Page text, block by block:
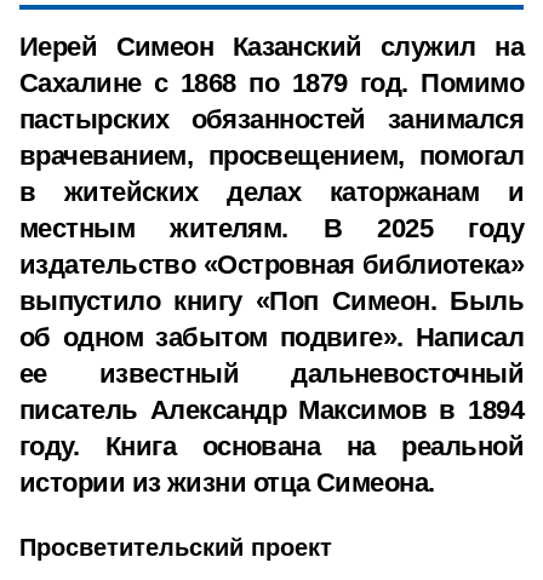
Иерей Симеон Казанский служил на
Сахалине с 1868 по 1879 год. Помимо
пастырских обязанностей занимался
врачеванием, просвещением, помогал
в житейских делах каторжанам и
местным жителям. В 2025 году
издательство «Островная библиотека»
выпустило книгу «Поп Симеон. Быль
об одном забытом подвиге». Написал
ее известный дальневосточный
писатель Александр Максимов в 1894
году. Книга основана на реальной
истории из жизни отца Симеона.
Просветительский проект